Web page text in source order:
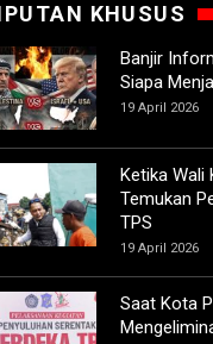
KHUSUS
Banjir
Siapa
19 April 2026
Ketika Wali
Temukan
TPS
19 April 2026
Saat Kota